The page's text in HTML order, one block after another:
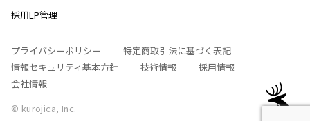
採用LP管理
プライバシーポリシー
特定商取引法に基づく表記
情報セキュリティ基本方針
技術情報
採用情報
会社情報
© kurojica, Inc.